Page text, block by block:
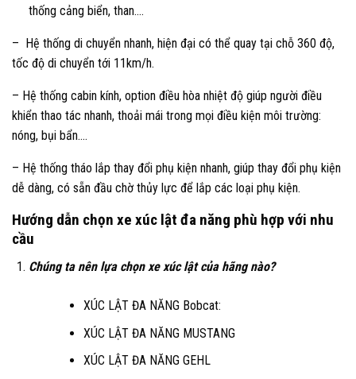
thống cảng biển, than….
– Hệ thống di chuyển nhanh, hiện đại có thể quay tại chỗ 360 độ,
tốc độ di chuyển tới 11km/h.
– Hệ thống cabin kính, option điều hòa nhiệt độ giúp người điều
khiển thao tác nhanh, thoải mái trong mọi điều kiện môi trường:
nóng, bụi bẩn….
– Hệ thống tháo lắp thay đổi phụ kiện nhanh, giúp thay đổi phụ kiện
dễ dàng, có sẵn đầu chờ thủy lực để lắp các loại phụ kiện.
Hướng dẫn chọn xe xúc lật đa năng phù hợp với nhu
cầu
Chúng ta nên lựa chọn xe xúc lật của hãng nào?
XÚC LẬT ĐA NĂNG Bobcat:
XÚC LẬT ĐA NĂNG MUSTANG
XÚC LẬT ĐA NĂNG GEHL